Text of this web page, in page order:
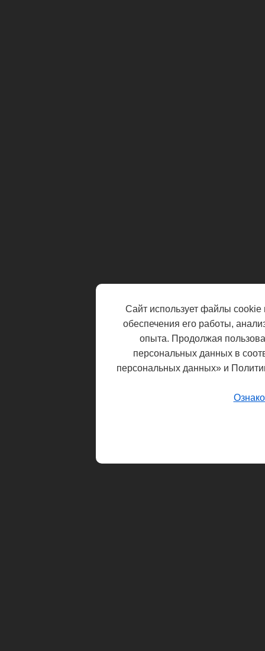
Сайт использует файлы cookie
обеспечения его работы,
опыта. Продолжая
персональных данных в
персональных данных» и